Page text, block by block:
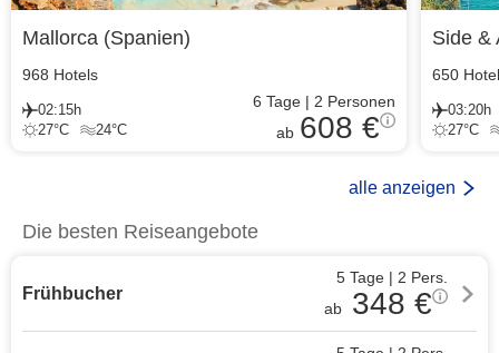
Mallorca (Spanien)
968 Hotels
02:15h
27°C 24°C
6 Tage| 2 Personen
ab 608 €
Side &
650
03:20h
27°C
alle anzeigen
Die besten Reiseangebote
Frühbucher
5 Tage | 2 Pers.
ab
348 €